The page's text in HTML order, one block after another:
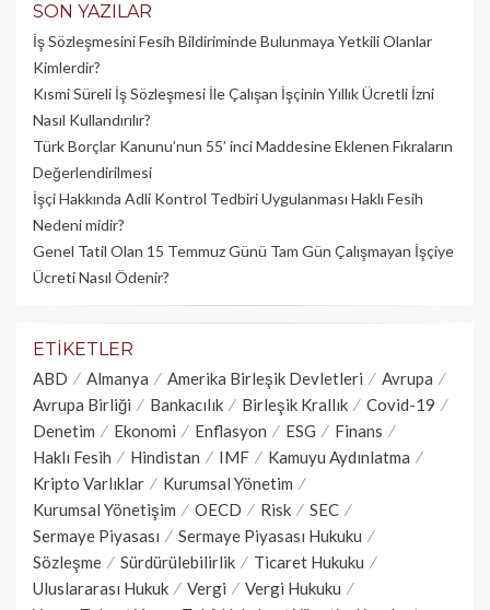
SON YAZILAR
İş Sözleşmesini Fesih Bildiriminde Bulunmaya Yetkili Olanlar
Kimlerdir?
Kısmi Süreli İş Sözleşmesi İle Çalışan İşçinin Yıllık Üc­retli İzni
Nasıl Kullandırılır?
Türk Borçlar Kanunu’nun 55’ inci Maddesine Eklenen Fıkraların
Değerlendirilmesi
İşçi Hakkında Adli Kontrol Tedbiri Uygulanması Haklı Fesih
Nedeni midir?
Genel Tatil Olan 15 Temmuz Günü Tam Gün Çalışmayan İşçiye
Ücreti Nasıl Ödenir?
ETIKETLER
ABD Almanya Amerika Birleşik Devletleri
Avrupa
Avrupa Birliği
Bankacılık Birleşik Krallık
Covid-19
Denetim
Ekonomi Enflasyon ESG
Finans
Haklı Fesih
Hindistan IMF
Kamuyu Aydınlatma
Kripto Varlıklar
Kurumsal Yönetim
Kurumsal Yönetişim
OECD Risk
SEC
Sermaye Piyasası
Sermaye Piyasası Hukuku
Sözleşme
Sürdürülebilirlik
Ticaret Hukuku
Uluslararası Hukuk
Vergi
Vergi Hukuku